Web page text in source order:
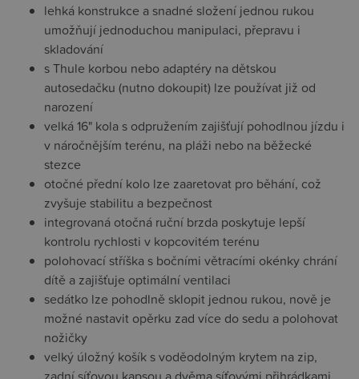
lehká konstrukce a snadné složení jednou rukou
umožňují jednoduchou manipulaci, přepravu i
skladování
s Thule korbou nebo adaptéry na dětskou
autosedačku (nutno dokoupit) lze používat již od
narození
velká 16" kola s odpružením zajišťují pohodlnou jízdu i
v náročnějším terénu, na pláži nebo na běžecké
stezce
otočné přední kolo lze zaaretovat pro běhání, což
zvyšuje stabilitu a bezpečnost
integrovaná otočná ruční brzda poskytuje lepší
kontrolu rychlosti v kopcovitém terénu
polohovací stříška s bočními větracími okénky chrání
dítě a zajišťuje optimální ventilaci
sedátko lze pohodlně sklopit jednou rukou, nově je
možné nastavit opěrku zad více do sedu a polohovat
nožičky
velký úložný košík s voděodolným krytem na zip,